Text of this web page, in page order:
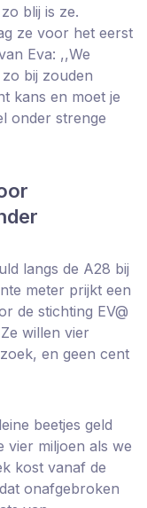
blij is ze.
ze voor het eerst
Eva: ,,We
bij zouden
kans en moet je
onder strenge
langs de A28 bij
meter prijkt een
de stichting EV@
willen vier
en geen cent
beetjes geld
vier miljoen als we
kost vanaf de
onafgebroken